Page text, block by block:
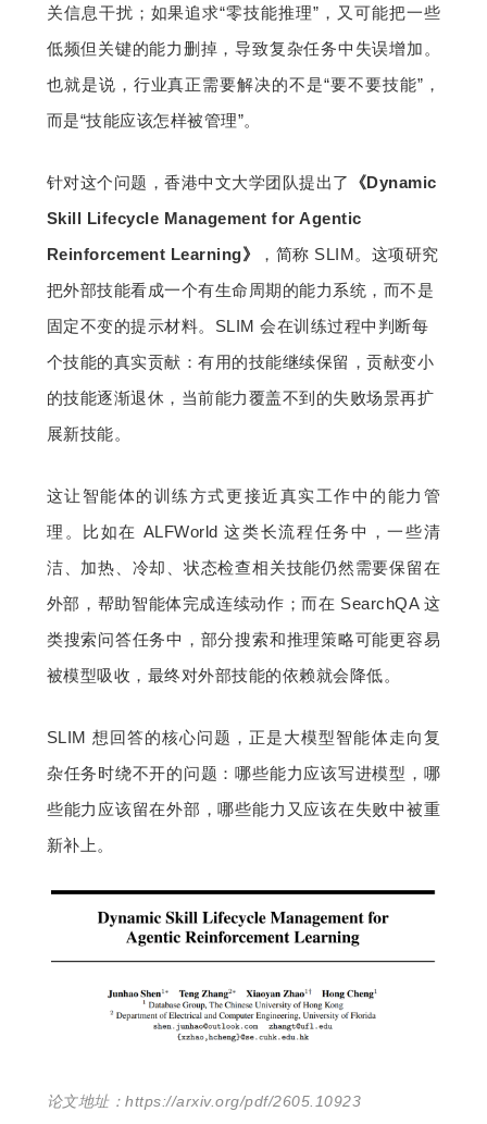
关信息干扰；如果追求“零技能推理”，又可能把一些
低频但关键的能力删掉，导致复杂任务中失误增加。
也就是说，行业真正需要解决的不是“要不要技能”，
而是“技能应该怎样被管理”。
针对这个问题，香港中文大学团队提出了
《Dynamic
Skill Lifecycle Management for Agentic
Reinforcement Learning》
，简称 SLIM。这项研究
把外部技能看成一个有生命周期的能力系统，而不是
固定不变的提示材料。SLIM 会在训练过程中判断每
个技能的真实贡献：有用的技能继续保留，贡献变小
的技能逐渐退休，当前能力覆盖不到的失败场景再扩
展新技能。
这让智能体的训练方式更接近真实工作中的能力管
理。比如在 ALFWorld 这类长流程任务中，一些清
洁、加热、冷却、状态检查相关技能仍然需要保留在
外部，帮助智能体完成连续动作；而在 SearchQA 这
类搜索问答任务中，部分搜索和推理策略可能更容易
被模型吸收，最终对外部技能的依赖就会降低。
SLIM 想回答的核心问题，正是大模型智能体走向复
杂任务时绕不开的问题：哪些能力应该写进模型，哪
些能力应该留在外部，哪些能力又应该在失败中被重
新补上。
论文地址：https://arxiv.org/pdf/2605.10923